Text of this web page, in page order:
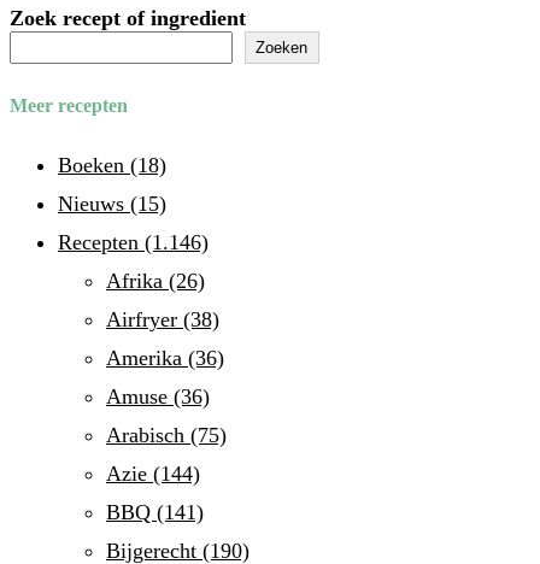
Zoek recept of ingredient
Zoeken
Meer recepten
Boeken (18)
Nieuws (15)
Recepten (1.146)
Afrika (26)
Airfryer (38)
Amerika (36)
Amuse (36)
Arabisch (75)
Azie (144)
BBQ (141)
Bijgerecht (190)